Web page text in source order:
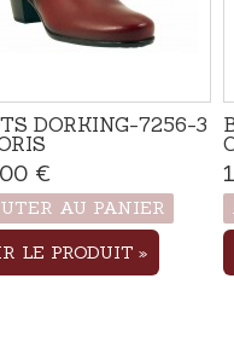
DORKING-7256-3
€
AU PANIER
LE PRODUIT